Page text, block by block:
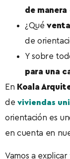
de manera
¿Qué
de
Y sobre
para una
En Koala
de viviendas
orientación es
en cuenta en
Vamos a explicar